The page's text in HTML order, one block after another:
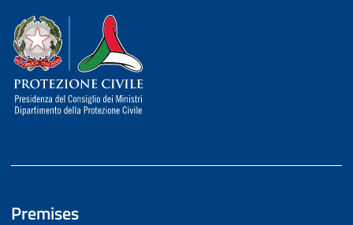
Dipartimento della Protezione Civile
Premises